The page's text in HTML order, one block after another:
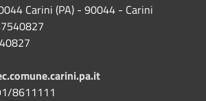
Carini (PA) - 90044 - Carini
8611111